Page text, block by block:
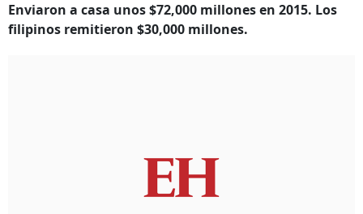
Enviaron a casa unos $72,000 millones en 2015. Los
filipinos remitieron $30,000 millones.